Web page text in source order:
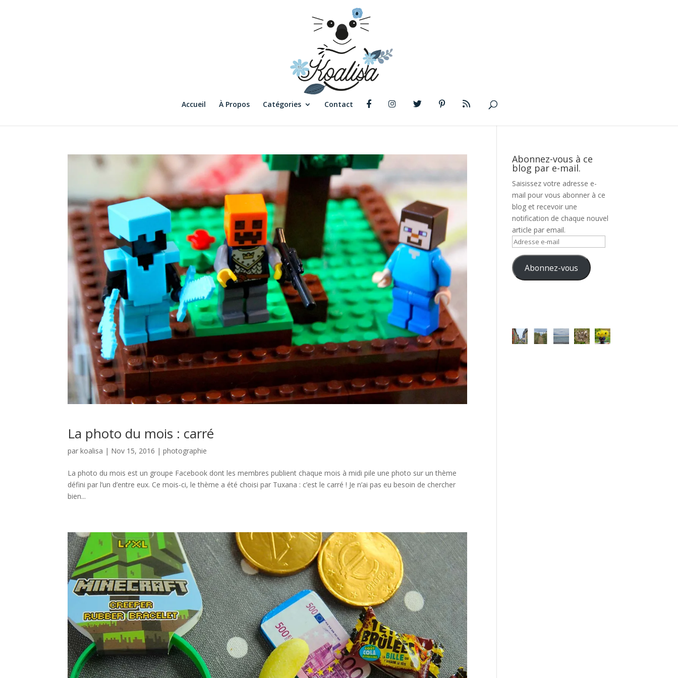
Accueil À Propos Catégories Contact
La photo du mois : carré
parkoalisa | Nov 15, 2016 |photographie
La photo du mois est un groupe Facebook dont les membres publient chaque mois à midi pile une photo sur un thème
défini par l’un d’entre eux. Ce mois-ci, le thème a été choisi par Tuxana : c’est le carré ! Je n’ai pas eu besoin de chercher
bien...
Abonnez-vous à ce
blog par e-mail.
Saisissez votre adresse e-
mail pour vous abonner à ce
blog et recevoir une
notification de chaque nouvel
article par email.
Adresse
mail Abonnez-vous